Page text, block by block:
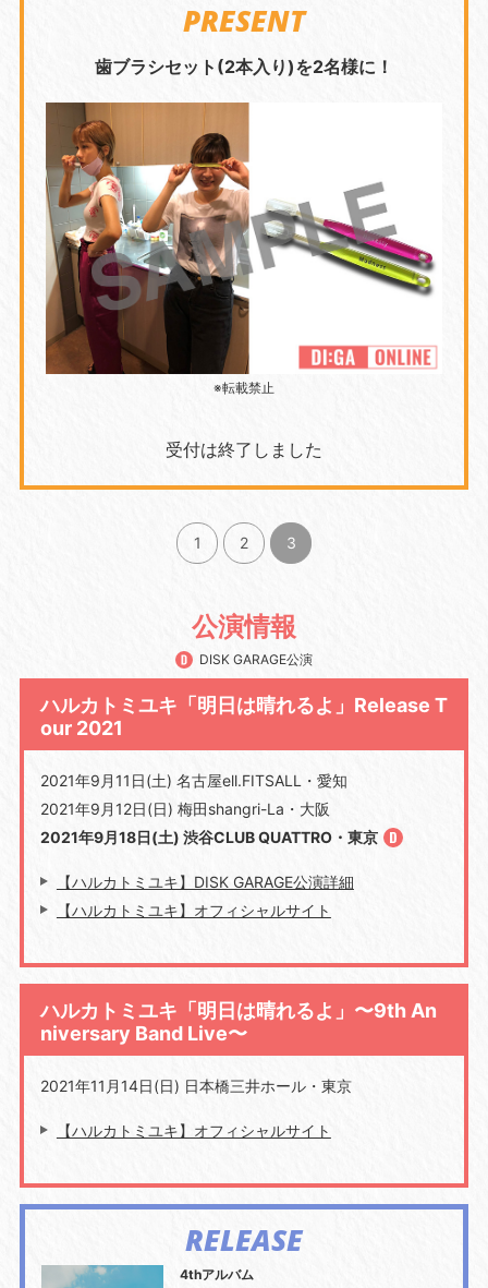
PRESENT
歯ブラシセット(2本入り)を2名様に！
※転載禁止
受付は終了しました
1 2 3
公演情報
DISK GARAGE公演
ハルカトミユキ「明日は晴れるよ」Release T
our 2021
2021年9月11日(土) 名古屋ell.FITSALL・愛知
2021年9月12日(日) 梅田shangri-La・大阪
2021年9月18日(土) 渋谷CLUB QUATTRO・東京
【ハルカトミユキ】DISK GARAGE公演詳細
【ハルカトミユキ】オフィシャルサイト
ハルカトミユキ「明日は晴れるよ」〜9th An
niversary Band Live〜
2021年11月14日(日) 日本橋三井ホール・東京
【ハルカトミユキ】オフィシャルサイト
RELEASE
4thアルバム